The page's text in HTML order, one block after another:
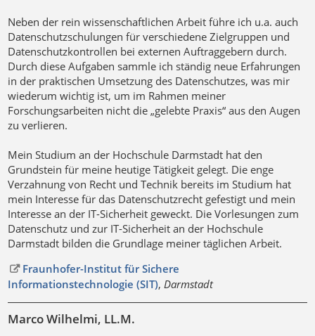
Neben der rein wissenschaftlichen Arbeit führe ich u.a. auch
Datenschutzschulungen für verschiedene Zielgruppen und
Datenschutzkontrollen bei externen Auftraggebern durch.
Durch diese Aufgaben sammle ich ständig neue Erfahrungen
in der praktischen Umsetzung des Datenschutzes, was mir
wiederum wichtig ist, um im Rahmen meiner
Forschungsarbeiten nicht die „gelebte Praxis“ aus den Augen
zu verlieren.
Mein Studium an der Hochschule Darmstadt hat den
Grundstein für meine heutige Tätigkeit gelegt. Die enge
Verzahnung von Recht und Technik bereits im Studium hat
mein Interesse für das Datenschutzrecht gefestigt und mein
Interesse an der IT-Sicherheit geweckt. Die Vorlesungen zum
Datenschutz und zur IT-Sicherheit an der Hochschule
Darmstadt bilden die Grundlage meiner täglichen Arbeit.
Fraunhofer-Institut für Sichere
Informationstechnologie (SIT), Darmstadt
Marco Wilhelmi, LL.M.